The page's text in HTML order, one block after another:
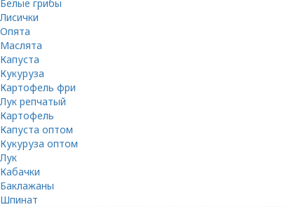
Белые грибы
Лисички
Опята
Маслята
Капуста
Кукуруза
Картофель фри
Лук репчатый
Картофель
Капуста оптом
Кукуруза оптом
Лук
Кабачки
Баклажаны
Шпинат